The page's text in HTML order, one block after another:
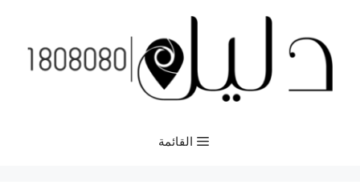
المحتوى
القائمة